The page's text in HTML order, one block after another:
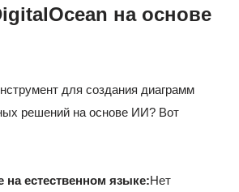
на основе
для создания диаграмм
решений на основе ИИ? Вот
на естественном языке:Нет